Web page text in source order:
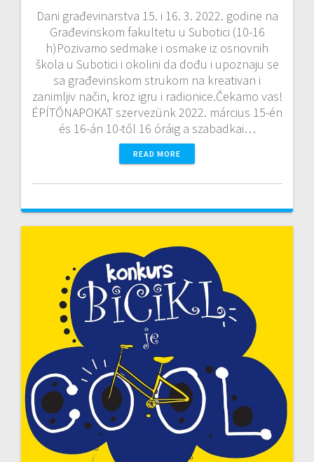
Dani građevinarstva 15. i 16. 3. 2022. godine na
Građevinskom fakultetu u Subotici (10-16
h)Pozivamo sedmake i osmake iz osnovnih
škola u Subotici i okolini da dođu i upoznaju se
sa građevinskom strukom na kreativan i
zanimljiv način, kroz igru i radionice.Čekamo vas!
ÉPÍTŐNAPOKAT szervezünk 2022. március 15-én
és 16-án 10-től 16 óráig a szabadkai…
READ MORE